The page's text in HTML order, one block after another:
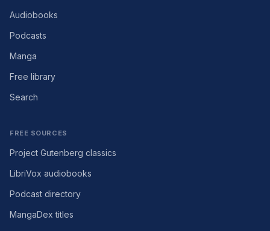
Audiobooks
Podcasts
Manga
Free library
Search
FREE SOURCES
Project Gutenberg classics
LibriVox audiobooks
Podcast directory
MangaDex titles